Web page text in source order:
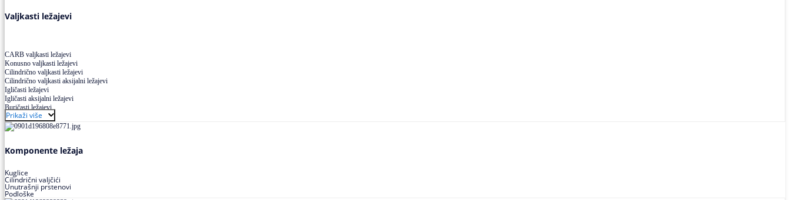
Valjkasti ležajevi
CARB valjkasti ležajevi
Konusno valjkasti ležajevi
Cilindrično valjkasti ležajevi
Cilindrično valjkasti aksijalni ležajevi
Igličasti ležajevi
Igličasti aksijalni ležajevi
Buričasti ležajevi
Buričasti zaptiveni ležajevi
Buričasti aksijalni ležajevi
Prikaži više
Komponente ležaja
Kuglice
Cilindrični valjčići
Unutrašnji prstenovi
Podloške